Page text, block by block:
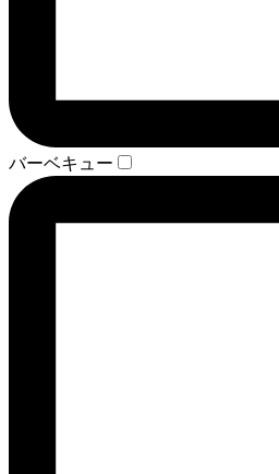
バーベキュー